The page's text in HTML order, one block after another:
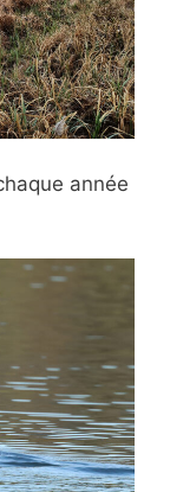
année